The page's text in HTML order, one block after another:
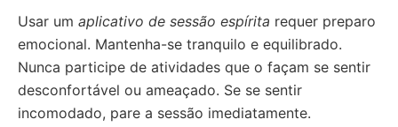
Usar um aplicativo de sessão espírita requer preparo
emocional. Mantenha-se tranquilo e equilibrado.
Nunca participe de atividades que o façam se sentir
desconfortável ou ameaçado. Se se sentir
incomodado, pare a sessão imediatamente.